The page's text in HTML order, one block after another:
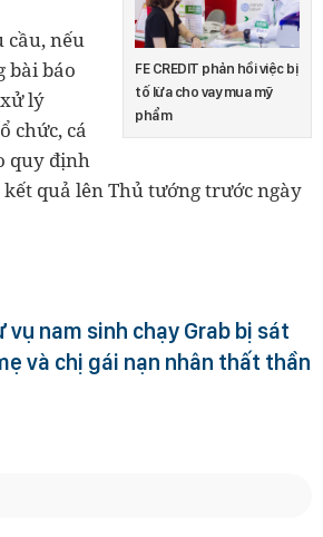
FE CREDIT phản hồi việc bị
tố lừa cho vay mua mỹ
phẩm
cầu, nếu
bài báo
lý
chức, cá
quy định
quả lên Thủ tướng trước ngày
vụ nam sinh chạy Grab bị sát
và chị gái nạn nhân thất thần